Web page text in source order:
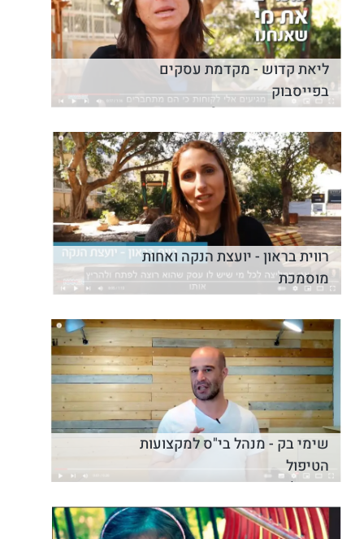
ליאת קדוש - מקדמת עסקים
בפייסבוק
את רוצה שיבינו אותך? תעשי סרטון
רווית בראון - יועצת הנקה ואחות
מוסמכת
עשרות שיתופים כבר מהסרטון הראשון
שימי בק - מנהל בי"ס למקצועות
הטיפול
הטיפול הטוב ביותר שעברתי בחיים